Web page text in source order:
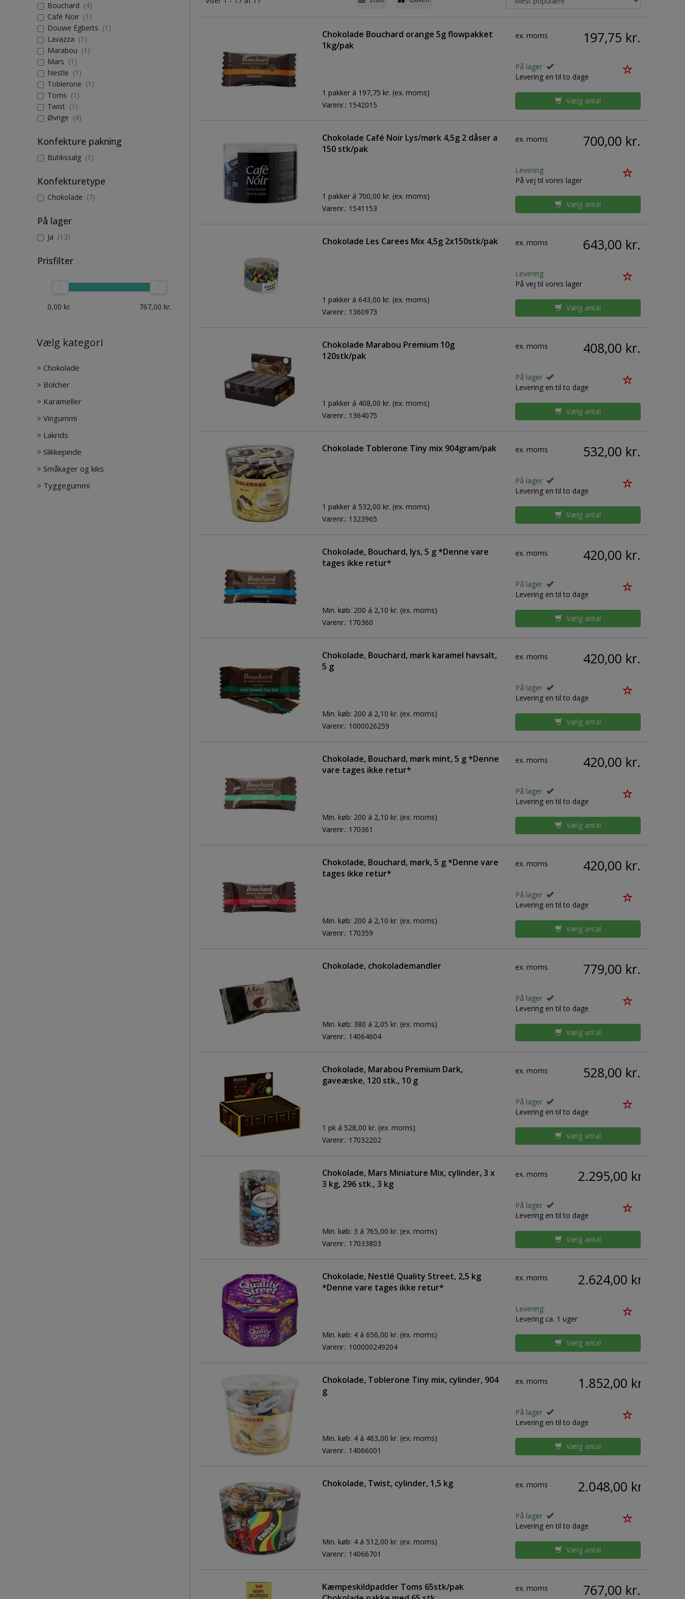
Bouchard (4)
Café Noir (1)
Douwe Egberts (1)
Lavazza (1)
Marabou (1)
Mars (1)
Nestle (1)
Toblerone (1)
Toms (1)
Twist (1)
Øvrige (4)
Konfekture pakning
Butikssalg (1)
Konfekturetype
Chokolade (7)
På lager
Ja (13)
Prisfilter
0,00 kr. 767,00 kr.
Vælg kategori
> Chokolade
> Bolcher
> Karameller
> Vingummi
> Lakrids
> Slikkepinde
> Småkager og kiks
> Tyggegummi
Chokolade Bouchard orange 5g flowpakket
1kg/pak
1 pakker á 197,75 kr. (ex. moms)
Varenr.: 1542015
ex. moms 197,75 kr.
På lager
Levering en til to dage
Vælg antal
Chokolade Café Noir Lys/mørk 4,5g 2 dåser a
150 stk/pak
1 pakker á 700,00 kr. (ex. moms)
Varenr.: 1541153
ex. moms 700,00 kr.
Levering:
På vej til vores lager
Vælg antal
Chokolade Les Carees Mix 4,5g 2x150stk/pak
1 pakker á 643,00 kr. (ex. moms)
Varenr.: 1360973
ex. moms 643,00 kr.
Levering:
På vej til vores lager
Vælg antal
Chokolade Marabou Premium 10g
120stk/pak
1 pakker á 408,00 kr. (ex. moms)
Varenr.: 1364075
ex. moms 408,00 kr.
På lager
Levering en til to dage
Vælg antal
Chokolade Toblerone Tiny mix 904gram/pak
1 pakker á 532,00 kr. (ex. moms)
Varenr.: 1323965
ex. moms 532,00 kr.
På lager
Levering en til to dage
Vælg antal
Chokolade, Bouchard, lys, 5 g *Denne vare
tages ikke retur*
Min. køb: 200 á 2,10 kr. (ex. moms)
Varenr.: 170360
ex. moms 420,00 kr.
På lager
Levering en til to dage
Vælg antal
Chokolade, Bouchard, mørk karamel havsalt,
5 g
Min. køb: 200 á 2,10 kr. (ex. moms)
Varenr.: 1000026259
ex. moms 420,00 kr.
På lager
Levering en til to dage
Vælg antal
Chokolade, Bouchard, mørk mint, 5 g *Denne
vare tages ikke retur*
Min. køb: 200 á 2,10 kr. (ex. moms)
Varenr.: 170361
ex. moms 420,00 kr.
På lager
Levering en til to dage
Vælg antal
Chokolade, Bouchard, mørk, 5 g *Denne vare
tages ikke retur*
Min. køb: 200 á 2,10 kr. (ex. moms)
Varenr.: 170359
ex. moms 420,00 kr.
På lager
Levering en til to dage
Vælg antal
Chokolade, chokolademandler
Min. køb: 380 á 2,05 kr. (ex. moms)
Varenr.: 14064604
ex. moms 779,00 kr.
På lager
Levering en til to dage
Vælg antal
Chokolade, Marabou Premium Dark,
gaveæske, 120 stk., 10 g
1 pk á 528,00 kr. (ex. moms)
Varenr.: 17032202
ex. moms 528,00 kr.
På lager
Levering en til to dage
Vælg antal
Chokolade, Mars Miniature Mix, cylinder, 3 x
3 kg, 296 stk., 3 kg
Min. køb: 3 á 765,00 kr. (ex. moms)
Varenr.: 17033803
ex. moms 2.295,00 kr.
På lager
Levering en til to dage
Vælg antal
Chokolade, Nestlé Quality Street, 2,5 kg
*Denne vare tages ikke retur*
Min. køb: 4 á 656,00 kr. (ex. moms)
Varenr.: 100000249204
ex. moms 2.624,00 kr.
Levering:
Levering ca. 1 uger
Vælg antal
Chokolade, Toblerone Tiny mix, cylinder, 904
g
Min. køb: 4 á 463,00 kr. (ex. moms)
Varenr.: 14066001
ex. moms 1.852,00 kr.
På lager
Levering en til to dage
Vælg antal
Chokolade, Twist, cylinder, 1,5 kg
Min. køb: 4 á 512,00 kr. (ex. moms)
Varenr.: 14066701
ex. moms 2.048,00 kr.
På lager
Levering en til to dage
Vælg antal
Kæmpeskildpadder Toms 65stk/pak
ex. moms 767,00 kr.